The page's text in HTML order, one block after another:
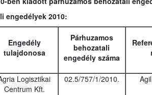
engedélyek 2010:
Engedély
tulajdonosa
Párhuzamos
behozatali
engedély száma
Logisztikai
Centrum Kft.
02.5/757/1/2010.